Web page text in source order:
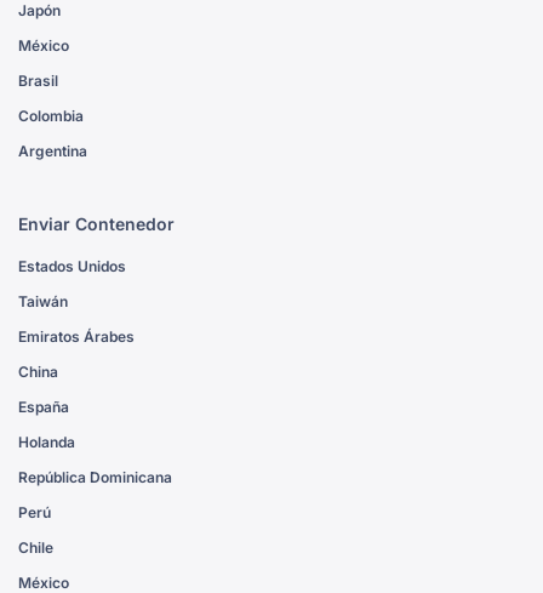
Japón
México
Brasil
Colombia
Argentina
Enviar Contenedor
Estados Unidos
Taiwán
Emiratos Árabes
China
España
Holanda
República Dominicana
Perú
Chile
México